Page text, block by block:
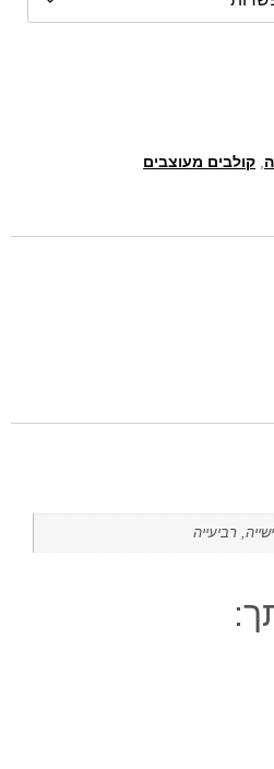
,קולבים מעוצבים
רביעייה